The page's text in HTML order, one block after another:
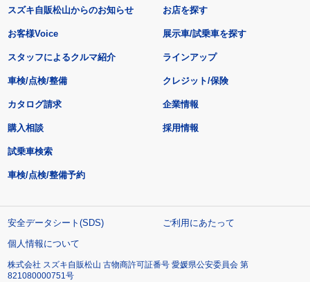
スズキ自販松山からのお知らせ
お客様Voice
スタッフによるクルマ紹介
お店を探す
展示車/試乗車を探す
ラインアップ
車検/点検/整備 クレジット/保険
カタログ請求
購入相談
試乗車検索
車検/点検/整備予約
企業情報
採用情報
安全データシート(SDS)
ご利用にあたって
個人情報について
株式会社 スズキ自販松山 古物商許可証番号 愛媛県公安委員会 第
821080000751号